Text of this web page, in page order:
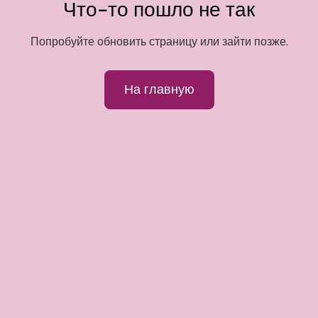
Что-то пошло не так
Попробуйте обновить страницу или зайти позже.
На главную